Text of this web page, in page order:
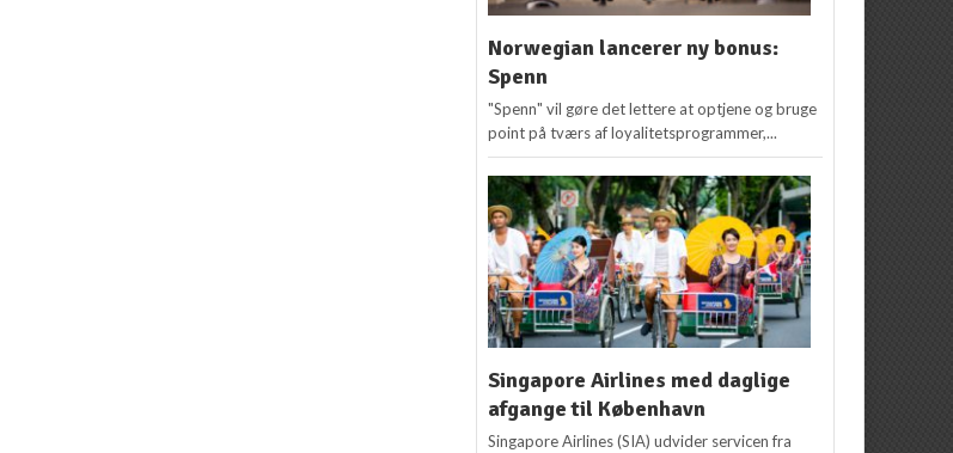
Norwegian lancerer ny bonus:
Spenn
"Spenn" vil gøre det lettere at optjene og bruge
point på tværs af loyalitetsprogrammer,...
Singapore Airlines med daglige
afgange til København
Singapore Airlines (SIA) udvider servicen fra